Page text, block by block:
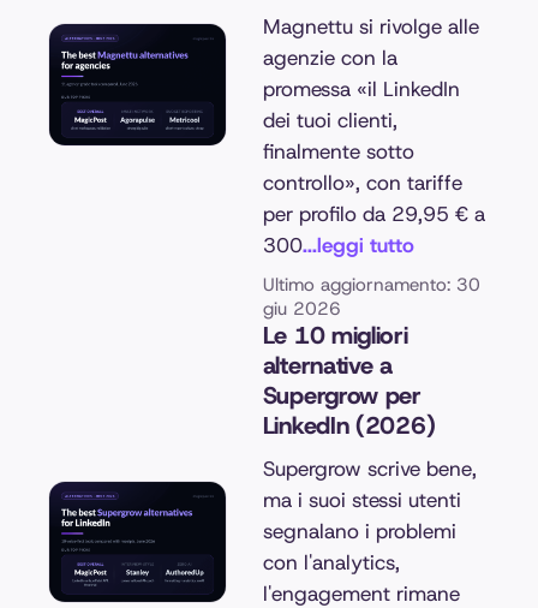
Magnettu si rivolge alle
agenzie con la
promessa «il LinkedIn
dei tuoi clienti,
finalmente sotto
controllo», con tariffe
per profilo da 29,95 € a
300...leggi tutto
Ultimo aggiornamento: 30
giu 2026
Le 10 migliori
alternative a
Supergrow per
LinkedIn (2026)
Supergrow scrive bene,
ma i suoi stessi utenti
segnalano i problemi
con l'analytics,
l'engagement rimane